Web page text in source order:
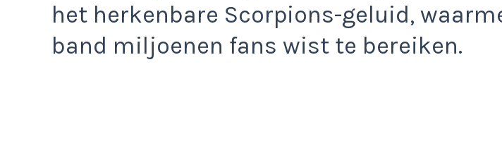
het herkenbare Scorpions-geluid,
band miljoenen fans wist te bereiken.